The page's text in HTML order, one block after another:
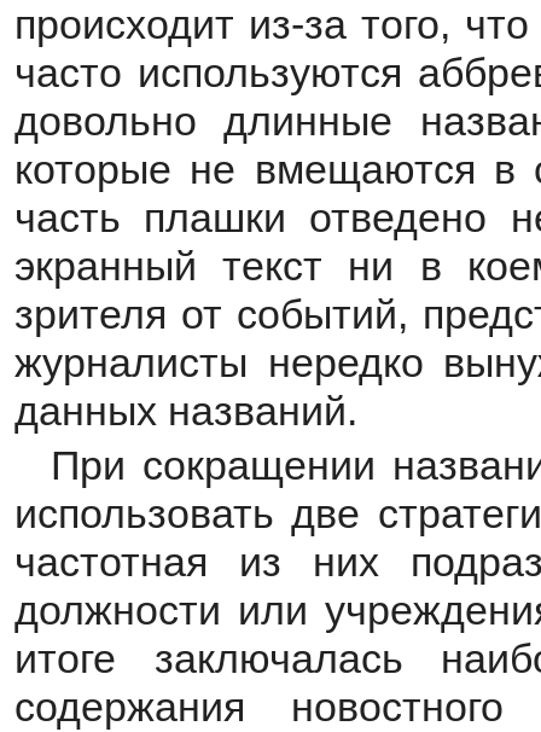
происходит из-за того,
часто используются
довольно длинные
которые не вмещаются в
часть плашки отведено
экранный текст ни в
зрителя от событий,
журналисты нередко
данных названий.
При сокращении
использовать две
частотная из них
должности или
итоге заключалась
содержания